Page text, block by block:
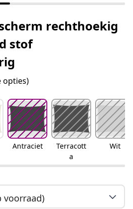
rechthoekig
stof
opties)
Antraciet
Terracott
a
Wit
voorraad)